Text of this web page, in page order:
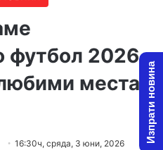
футбол 2026
места
16:30ч, сряда, 3 юни, 2026 Изпрати новина